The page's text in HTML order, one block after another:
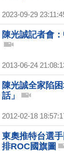
2023-09-29
陳光誠記者會
2013-06-24
陳光誠全家陷
話」
2012-02-18
東奧推特台選
排ROC國旗圖